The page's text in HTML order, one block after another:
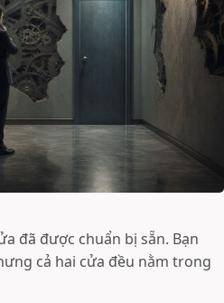
đã được chuẩn bị sẵn. Bạn
cả hai cửa đều nằm trong